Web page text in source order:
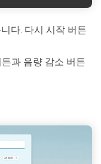
다. 다시 시작 버튼
과 음량 감소 버튼